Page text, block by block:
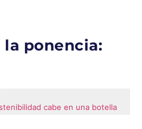
ponencia:
cabe en una botella